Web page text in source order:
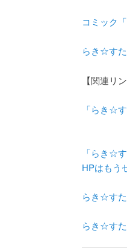
コミック
らき☆す
【関連リン
「らき☆
「らき☆
HPはもう
らき☆す
らき☆す